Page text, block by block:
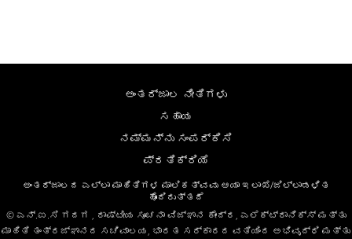
ಅಂತರ್ಜಾಲ ನೀತಿಗಳು
ಸಹಾಯ
ನಮ್ಮನ್ನು ಸಂಪರ್ಕಿಸಿ
ಪ್ರತಿಕ್ರಿಯೆ
ಅಂತರ್ಜಾಲದ ಎಲ್ಲಾ ಮಾಹಿತಿಗಳ ಮಾಲಿಕತ್ವವು ಆಯಾ ಇಲಾಖೆ/ಜಿಲ್ಲಾಡಳಿತ
ಹೊಂದಿರುತ್ತದೆ
© ಎನ್.ಐ.ಸಿ ಗದಗ , ರಾಷ್ಟೀಯ ಸೂಚನಾ ವಿಜ್ಞಾನ ಕೇಂದ್ರ, ಎಲೆಕ್ಟ್ರಾನಿಕ್ಸ್ ಮತ್ತು
ಮಾಹಿತಿ ತಂತ್ರಜ್ಞಾನದ ಸಚಿವಾಲಯ, ಭಾರತ ಸರ್ಕಾರದ ವತಿಯಿಂದ ಅಭಿವೃದ್ಧಿ ಮತ್ತು